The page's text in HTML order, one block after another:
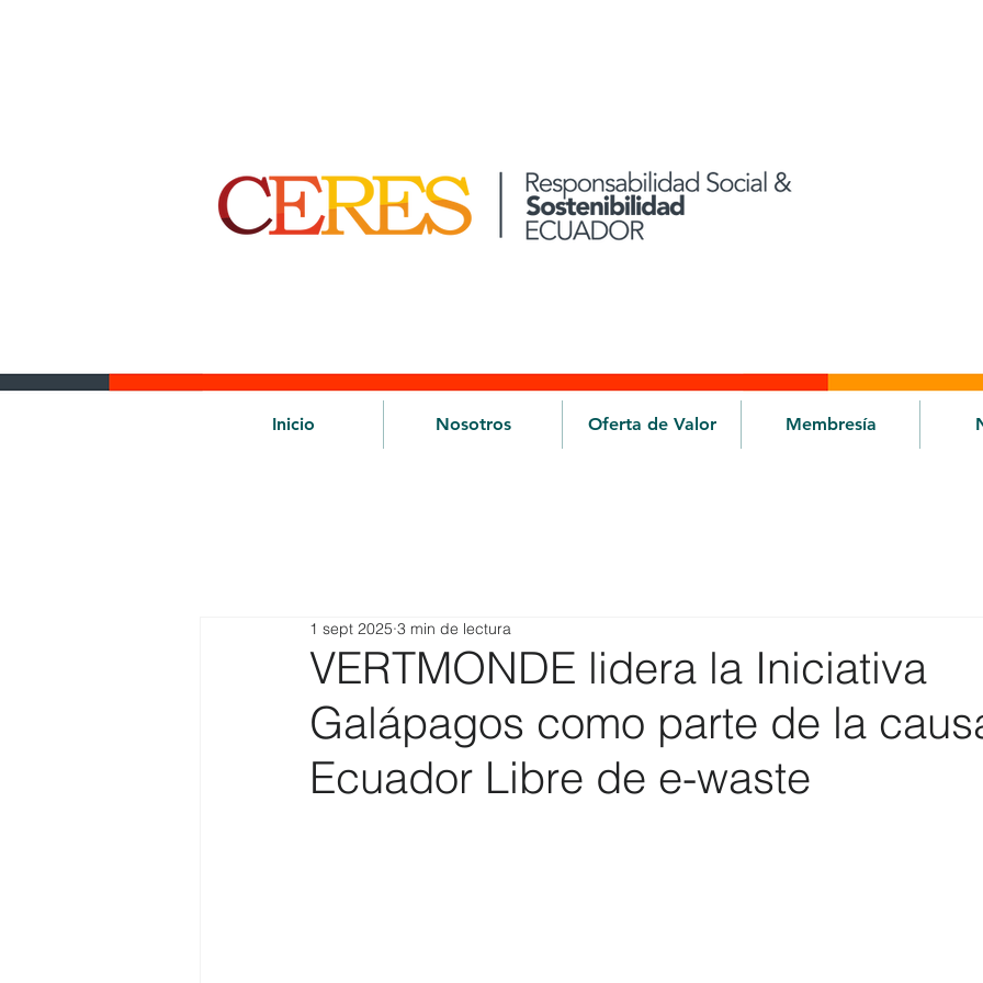
Inicio Nosotros Oferta de Valor Membresía
VERTMONDE lidera la Iniciativa
Galápagos como parte de la
Ecuador Libre de e-waste
1 sept 2025 3 min de lectura